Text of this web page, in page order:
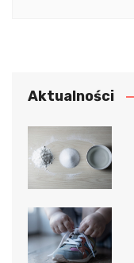
Aktualności